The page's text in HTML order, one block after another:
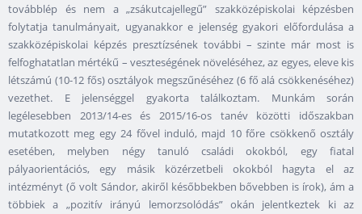
továbblép és nem a „zsákutcajellegű” szakközépiskolai képzésben
folytatja tanulmányait, ugyanakkor e jelenség gyakori előfordulása a
szakközépiskolai képzés presztízsének további – szinte már most is
felfoghatatlan mértékű – veszteségének növeléséhez, az egyes, eleve kis
létszámú (10-12 fős) osztályok megszűnéséhez (6 fő alá csökkenéséhez)
vezethet. E jelenséggel gyakorta találkoztam. Munkám során
legélesebben 2013/14-es és 2015/16-os tanév közötti időszakban
mutatkozott meg egy 24 fővel induló, majd 10 főre csökkenő osztály
esetében, melyben négy tanuló családi okokból, egy fiatal
pályaorientációs, egy másik közérzetbeli okokból hagyta el az
intézményt (ő volt Sándor, akiről későbbekben bővebben is írok), ám a
többiek a „pozitív irányú lemorzsolódás” okán jelentkeztek ki az